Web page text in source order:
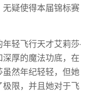
疑使得本届锦标赛
轻飞行天才艾莉莎·
厚的魔法功底，在
然年纪轻轻，但她
限，并且她对于飞